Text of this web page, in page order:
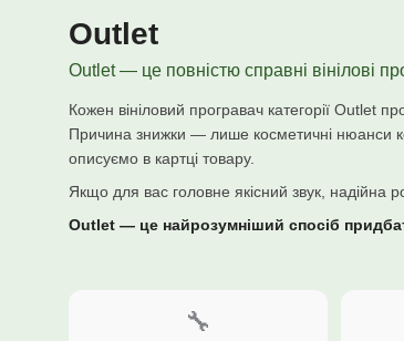
Outlet
Outlet — це повністю справні вінілові
Кожен вініловий програвач категорії Outlet
Причина знижки — лише косметичні нюанси
описуємо в картці товару.
Якщо для вас головне якісний звук, надійна
Outlet — це найрозумніший спосіб
🔧